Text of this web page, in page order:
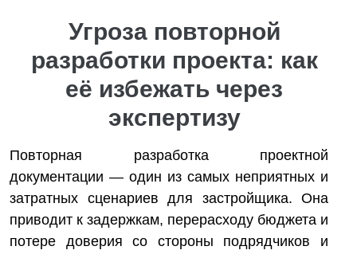
Угроза повторной
разработки проекта: как
её избежать через
экспертизу
Повторная разработка проектной
документации — один из самых неприятных и
затратных сценариев для застройщика. Она
приводит к задержкам, перерасходу бюджета и
потере доверия со стороны подрядчиков и